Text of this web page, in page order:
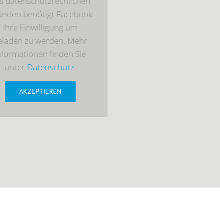
benötigt Facebook
Ihre Einwilligung um
zu werden. Mehr
finden Sie
unter Datenschutz.
AKZEPTIEREN